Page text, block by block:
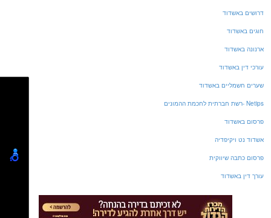
דרושים באשדוד
חוגים באשדוד
ארנונה באשדוד
עורכי דין באשדוד
שערים חשמליים באשדוד
Netips -רשת חברתית לחכמת ההמונים
פרסום באשדוד
אשדוד נט ויקיפדיה
פרסום כתבה שיווקית
עורך דין באשדוד